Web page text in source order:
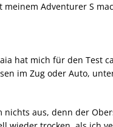
Adventurer S
hat mich für den Test
im Zug oder Auto,
nichts aus, denn der